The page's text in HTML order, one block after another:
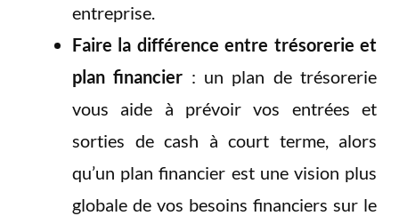
entreprise.
Faire la différence entre trésorerie et
plan financier : un plan de trésorerie
vous aide à prévoir vos entrées et
sorties de cash à court terme, alors
qu’un plan financier est une vision plus
globale de vos besoins financiers sur le